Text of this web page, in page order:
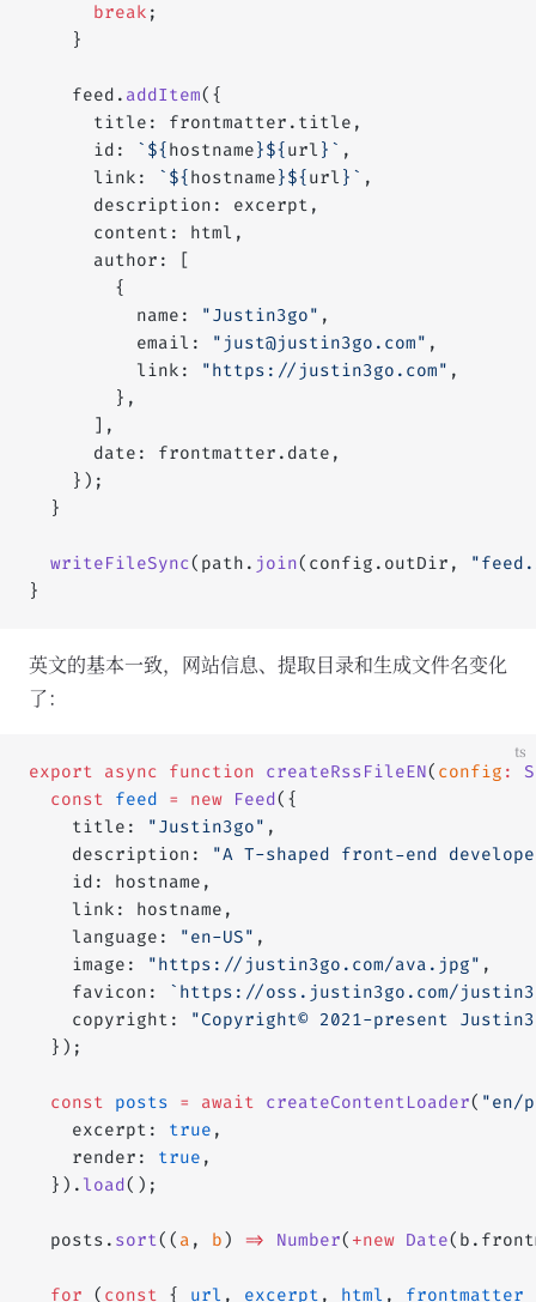
      break
;
    }
    feed.
addItem({
      title: frontmatter.title,
      id:
`${ hostname }${ url }` ,
      link:
`${ hostname }${ url }` ,
      description: excerpt,
      content: html,
      author: [
        {
          name:
"Justin3go" ,
          email:
" just@justin3go.com" ,
          link:
"https://justin3go.com" ,
        },
      ],
      date: frontmatter.date,
    });
  }
  writeFileSync
(path. join(config.outDir,
}
英文的基本一致，网站信息、提取目录和生成文件名变化
了：
ts
export async function createRssFileEN( config :
  const
feed = new Feed({
    title:
"Justin3go" ,
    description:
"A T-shaped front-end
    id: hostname,
    link: hostname,
    language:
"en-US" ,
    image:
"https://justin3go.com/ava.jpg" ,
    favicon:
`https://oss.justin3go.com/
    copyright:
"Copyright© 2021-present
  });
  const
posts = await createContentLoader( "en/
    excerpt:
true ,
    render:
true ,
  }).
load();
  posts.
sort(( a , b ) => Number( +new Date
  for
( const { url , excerpt , html , frontmatter